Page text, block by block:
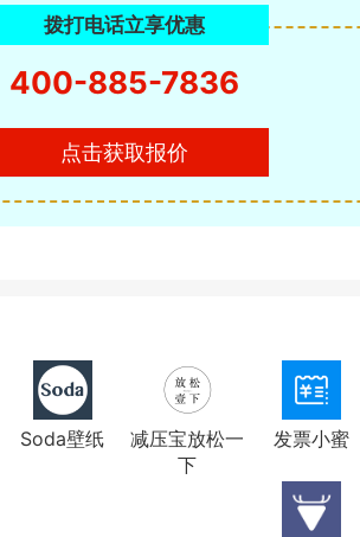
拨打电话立享优惠
400-885-7836
点击获取报价
Soda壁纸
减压宝放松一
下
发票小蜜